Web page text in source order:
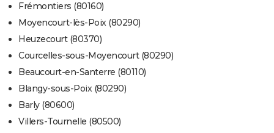
Frémontiers (80160)
Moyencourt-lès-Poix (80290)
Heuzecourt (80370)
Courcelles-sous-Moyencourt (80290)
Beaucourt-en-Santerre (80110)
Blangy-sous-Poix (80290)
Barly (80600)
Villers-Tournelle (80500)